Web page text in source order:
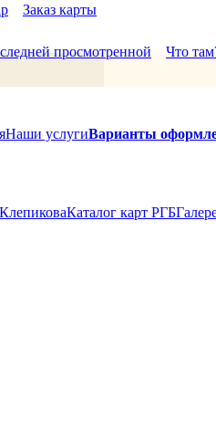
Заказ карты
просмотренной Что
Наши услугиВарианты
Каталог карт РГБ